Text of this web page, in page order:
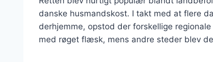
danske husmandskost. I takt med at flere
derhjemme, opstod der forskellige
med røget flæsk, mens andre steder blev